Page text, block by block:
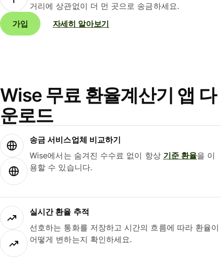
거리에 상관없이 더 먼 곳으로 송금하세요.
가입
자세히 알아보기
Wise 무료 환율계산기 앱 다
운로드
송금 서비스업체 비교하기
Wise에서는 숨겨진 수수료 없이 항상 기준 환율을 이
용할 수 있습니다.
실시간 환율 추적
선호하는 통화를 저장하고 시간의 흐름에 따라 환율이
어떻게 변하는지 확인하세요.